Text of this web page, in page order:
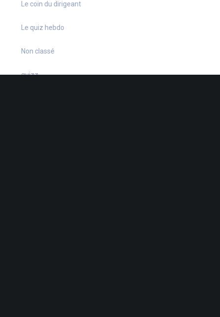
Le coin du dirigeant
Le quiz hebdo
Non classé
quizz